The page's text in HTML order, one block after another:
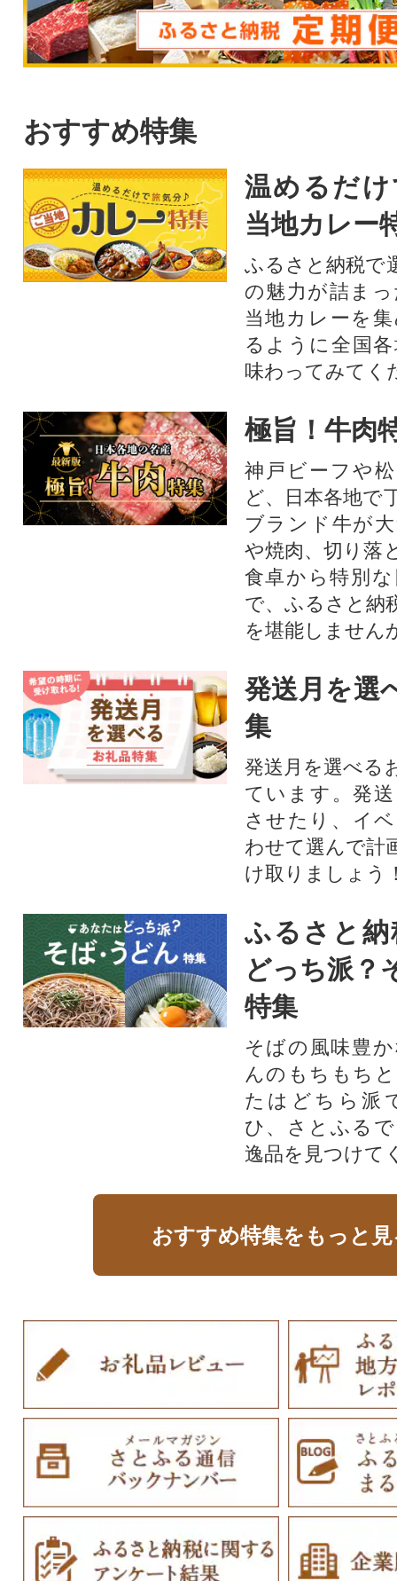
おすすめ特集
温めるだ
当地カレー
ふるさと納税で
の魅力が詰ま
当地カレーを
るように全国
味わってみてく
極旨！牛肉
神戸ビーフや
ど、日本各地で
ブランド牛が
や焼肉、切り落
食卓から特別
で、ふるさと納
を堪能しません
発送月を選
集
発送月を選べる
ています。発
させたり、イ
わせて選んで計
け取りましょう
ふるさと
どっち派？
特集
そばの風味豊
んのもちもち
たはどちら派
ひ、さとふる
逸品を見つけて
おすすめ特集をもっと